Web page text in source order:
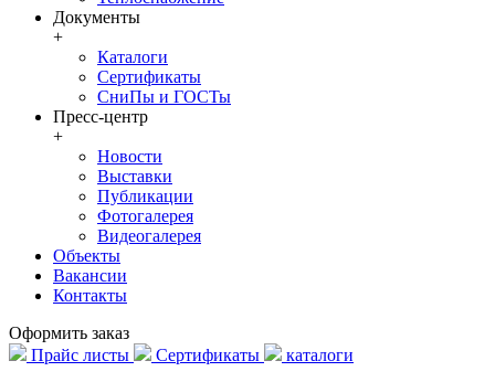
Документы
+
Каталоги
Сертификаты
СниПы и ГОСТы
Пресс-центр
+
Новости
Выставки
Публикации
Фотогалерея
Видеогалерея
Объекты
Вакансии
Контакты
Оформить заказ
Прайс листы
Сертификаты каталоги